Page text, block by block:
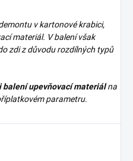
v kartonové krabici,
materiál. V balení však
zdi z důvodu rozdílných typů
balení upevňovací materiálna
parametru.